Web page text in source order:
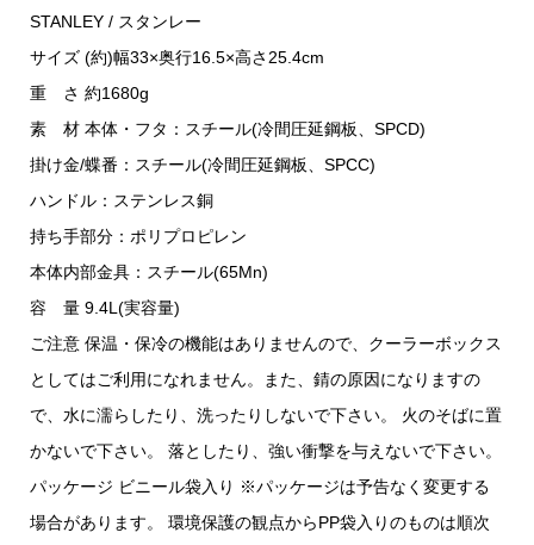
STANLEY / スタンレー
サイズ (約)幅33×奥行16.5×高さ25.4cm
重 さ 約1680g
素 材 本体・フタ：スチール(冷間圧延鋼板、SPCD)
掛け金/蝶番：スチール(冷間圧延鋼板、SPCC)
ハンドル：ステンレス銅
持ち手部分：ポリプロピレン
本体内部金具：スチール(65Mn)
容 量 9.4L(実容量)
ご注意 保温・保冷の機能はありませんので、クーラーボックス
としてはご利用になれません。また、錆の原因になりますの
で、水に濡らしたり、洗ったりしないで下さい。 火のそばに置
かないで下さい。 落としたり、強い衝撃を与えないで下さい。
パッケージ ビニール袋入り ※パッケージは予告なく変更する
場合があります。 環境保護の観点からPP袋入りのものは順次